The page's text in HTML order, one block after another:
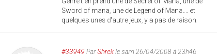
Sword of mana, une de Legend of Mana.... et
quelques unes d'autre jeux, y a pas de raison.
#33949 ParShrekle sam 26/04/2008 à 23h46